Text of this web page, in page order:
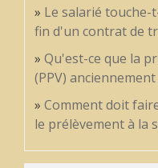
Le salarié touche-
fin d'un contrat de
Qu'est-ce que la
(PPV)
Comment doit
le prélèvement à la